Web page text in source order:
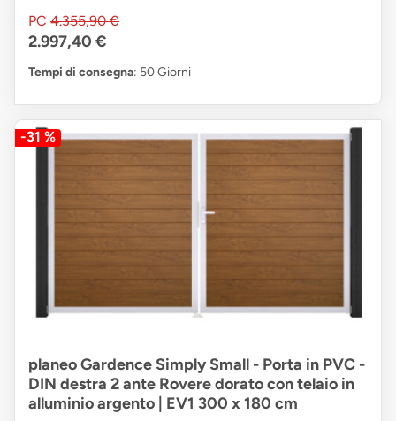
PC 4.355,90 €
2.997,40 €
Tempi di consegna: 50 Giorni
-31 %
planeo Gardence Simply Small - Porta in PVC -
DIN destra 2 ante Rovere dorato con telaio in
alluminio argento | EV1 300 x 180 cm